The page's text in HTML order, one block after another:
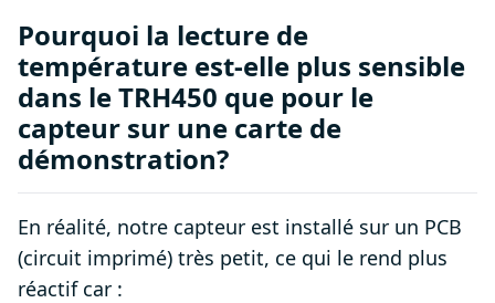
Pourquoi la lecture de
température est-elle plus sensible
dans le TRH450 que pour le
capteur sur une carte de
démonstration?
En réalité, notre capteur est installé sur un PCB
(circuit imprimé) très petit, ce qui le rend plus
réactif car :